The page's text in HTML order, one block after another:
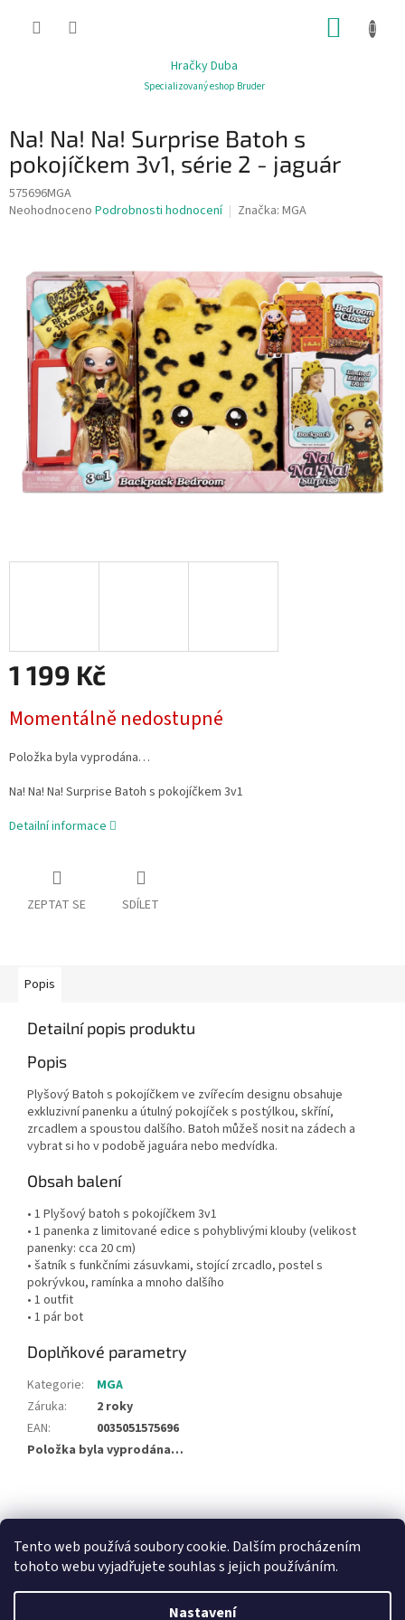
Tento web používá soubory cookie. Dalším procházením
tohoto webu vyjadřujete souhlas s jejich používáním.
Nastavení
Hračky Duba
Specializovaný eshop Bruder
Na! Na! Na! Surprise Batoh s
pokojíčkem 3v1, série 2 - jaguár
575696MGA
Průměrné
hvězdiček.
Neohodnoceno Podrobnosti hodnocení Značka: MGA
1 199 Kč
cena:
Momentálně nedostupné
Položka byla vyprodána…
Na! Na! Na! Surprise Batoh s pokojíčkem 3v1
Detailní informace
ZEPTAT SE SDÍLET
Popis
Detailní popis produktu
Popis
Plyšový Batoh s pokojíčkem ve zvířecím designu obsahuje
exkluzivní panenku a útulný pokojíček s postýlkou, skříní,
zrcadlem a spoustou dalšího. Batoh můžeš nosit na zádech a
vybrat si ho v podobě jaguára nebo medvídka.
Obsah balení
• 1 Plyšový batoh s pokojíčkem 3v1
• 1 panenka z limitované edice s pohyblivými klouby (velikost
panenky: cca 20 cm)
• šatník s funkčními zásuvkami, stojící zrcadlo, postel s
pokrývkou, ramínka a mnoho dalšího
• 1 outfit
• 1 pár bot
Doplňkové parametry
Kategorie:
MGA
Záruka:
2 roky
EAN:
0035051575696
Položka byla vyprodána…
á